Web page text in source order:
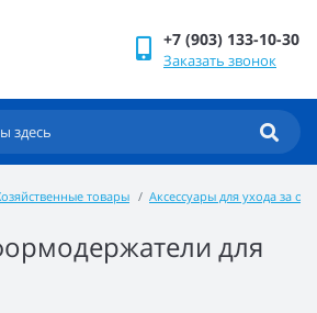
+7 (903) 133-10-30
Заказать звонок
товары Аксессуары для ухода за
для